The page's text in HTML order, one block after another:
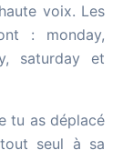
voix. Les
: monday,
saturday et
tu as déplacé
seul à sa